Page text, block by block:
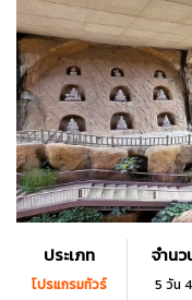
travel_explore
calendar_month
ประเภท
โปรแกรมทัวร์
จำน
5 วัน